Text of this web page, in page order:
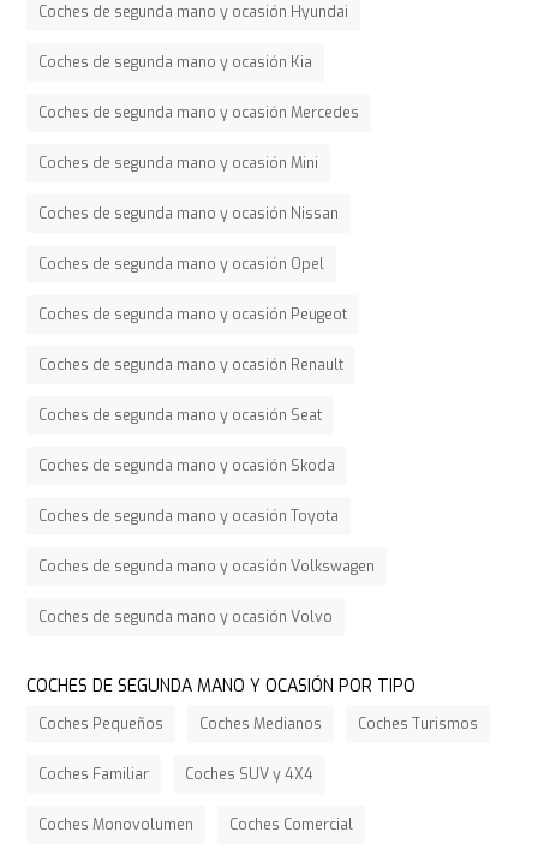
Coches de segunda mano y ocasión Hyundai
Coches de segunda mano y ocasión Kia
Coches de segunda mano y ocasión Mercedes
Coches de segunda mano y ocasión Mini
Coches de segunda mano y ocasión Nissan
Coches de segunda mano y ocasión Opel
Coches de segunda mano y ocasión Peugeot
Coches de segunda mano y ocasión Renault
Coches de segunda mano y ocasión Seat
Coches de segunda mano y ocasión Skoda
Coches de segunda mano y ocasión Toyota
Coches de segunda mano y ocasión Volkswagen
Coches de segunda mano y ocasión Volvo
COCHES DE SEGUNDA MANO Y OCASIÓN POR TIPO
Coches Pequeños Coches Medianos Coches Turismos
Coches Familiar Coches SUV y 4X4
Coches Monovolumen Coches Comercial